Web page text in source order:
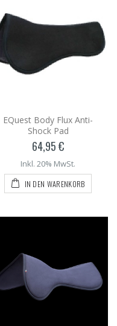
EQuest Body Flux Anti-
Shock Pad
64,95 €
Inkl. 20% MwSt.
IN DEN WARENKORB